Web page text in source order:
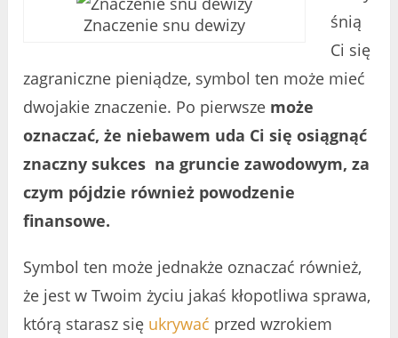
Znaczenie snu dewizy
śnią
Ci się
zagraniczne pieniądze, symbol ten może mieć
dwojakie znaczenie. Po pierwsze może
oznaczać, że niebawem uda Ci się osiągnąć
znaczny sukces na gruncie zawodowym, za
czym pójdzie również powodzenie
finansowe.
Symbol ten może jednakże oznaczać również,
że jest w Twoim życiu jakaś kłopotliwa sprawa,
którą starasz się ukrywać przed wzrokiem